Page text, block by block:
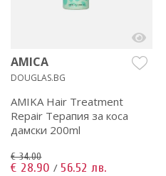
AMICA
DOUGLAS.BG
AMIKA Hair Treatment
Repair Терапия за коса
дамски 200ml
€ 34.00
€ 28.90 / 56.52 лв.